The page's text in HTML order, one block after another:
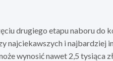
drugiego etapu naboru do
najciekawszych i najbardziej
wynosić nawet 2,5 tysiąca